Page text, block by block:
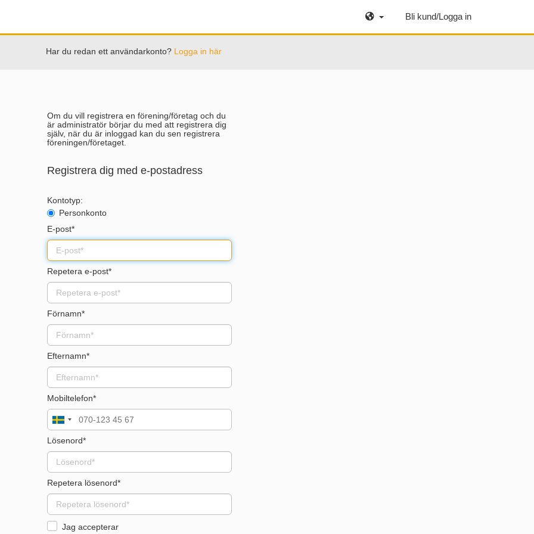
Bli kund/Logga in
Har du redan ett användarkonto? Logga in här
Om du vill registrera en förening/företag och du
är administratör börjar du med att registrera dig
själv, när du är inloggad kan du sen registrera
föreningen/företaget.
Registrera dig med e-postadress
Kontotyp:
Personkonto
E-post*
E-
post
Repetera e-post*
E-
post
Förnamn*
Förnamn
Efternamn*
Efternamn
Mobiltelefon*
Telefon
Lösenord*
Lösenord
Repetera lösenord*
Lösenord
igen
Jag accepterar